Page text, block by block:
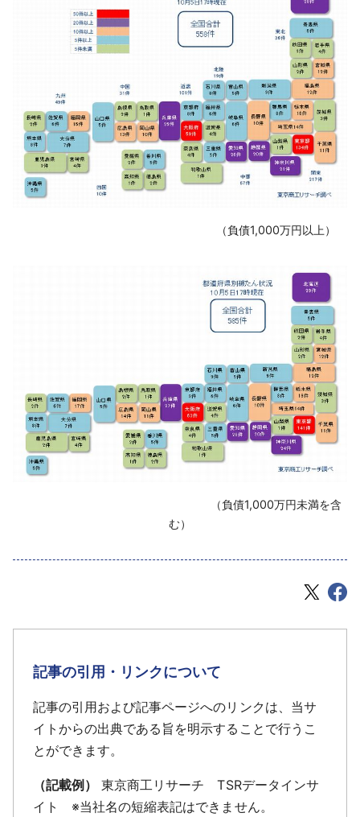
‌ （負債1,000万円以上）
‌ （負債1,000万円未満を含
む）
記事の引用・リンクについて
記事の引用および記事ページへのリンクは、当サ
イトからの出典である旨を明示することで行うこ
とができます。
（記載例）
東京商工リサーチ TSRデータインサ
イト ※当社名の短縮表記はできません。